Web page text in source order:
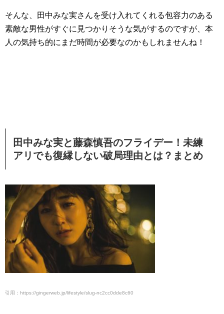
そんな、田中みな実さんを受け入れてくれる包容力のある
素敵な男性がすぐに見つかりそうな気がするのですが、本
人の気持ち的にまだ時間が必要なのかもしれませんね！
田中みな実と藤森慎吾のフライデー！未練
アリでも復縁しない破局理由とは？まとめ
引用：https://gingerweb.jp/lifestyle/slug-nc2cc0dde8c60